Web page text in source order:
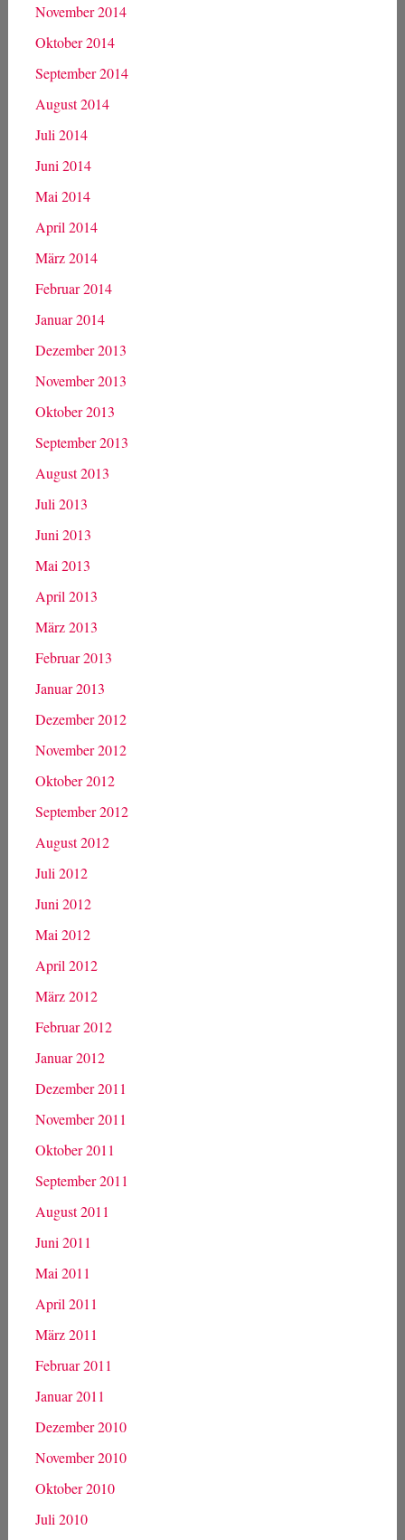
November 2014
Oktober 2014
September 2014
August 2014
Juli 2014
Juni 2014
Mai 2014
April 2014
März 2014
Februar 2014
Januar 2014
Dezember 2013
November 2013
Oktober 2013
September 2013
August 2013
Juli 2013
Juni 2013
Mai 2013
April 2013
März 2013
Februar 2013
Januar 2013
Dezember 2012
November 2012
Oktober 2012
September 2012
August 2012
Juli 2012
Juni 2012
Mai 2012
April 2012
März 2012
Februar 2012
Januar 2012
Dezember 2011
November 2011
Oktober 2011
September 2011
August 2011
Juni 2011
Mai 2011
April 2011
März 2011
Februar 2011
Januar 2011
Dezember 2010
November 2010
Oktober 2010
Juli 2010